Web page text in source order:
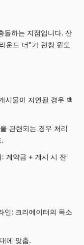
돌하는 지점입니다. 산
운드 더"가 런칭 윈도
시물이 지연될 경우 백
관련되는 경우 처리
계약금 + 게시 시 잔
인; 크리에이터의 목소
에 맞춤.